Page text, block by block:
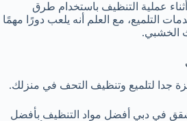
عملية التنظيف باستخدام طرق
التلميع، مع العلم أنه يلعب دورًا مهمًا
الخشبي.
جدا لتلميع وتنظيف التحف في منزلك.
في دبي أفضل مواد التنظيف بأفضل